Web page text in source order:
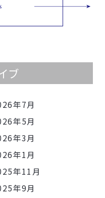
ブ
年7月
年5月
年3月
年1月
年11月
年9月